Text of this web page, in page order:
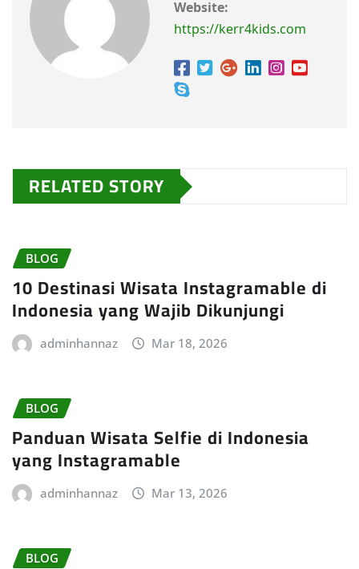
Website:
https://kerr4kids.com
RELATED STORY
BLOG
10 Destinasi Wisata Instagramable di
Indonesia yang Wajib Dikunjungi
adminhannaz Mar 18, 2026
BLOG
Panduan Wisata Selfie di Indonesia
yang Instagramable
adminhannaz Mar 13, 2026
BLOG